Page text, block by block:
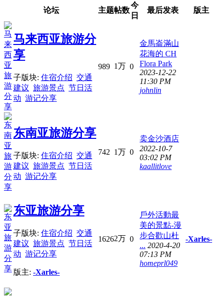
论坛
主题帖数
今
日
最后发表 版主
马来西亚旅游分
享
子版块: 住宿介绍 交通
建议 旅游景点 节日活
动 游记分享
989 1万 0
金馬崙滿山
花海的 CH
Flora Park
2023-12-22
11:30 PM
johnlin
东南亚旅游分享
子版块: 住宿介绍 交通
建议 旅游景点 节日活
动 游记分享
742 1万 0
卖金沙酒店
2022-10-7
03:02 PM
kaallitlove
东亚旅游分享
子版块: 住宿介绍 交通
建议 旅游景点 节日活
动 游记分享
版主: -Xarles-
16262万 0
戶外活動最
美的景點-漫
步合歡山杜
... 2020-4-20
07:13 PM
homeprl049
-Xarles-